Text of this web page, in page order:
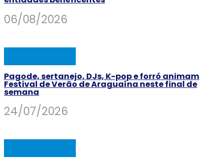
06/08/2026
Pagode, sertanejo, DJs, K-pop e forró animam
Festival de Verão de Araguaína neste final de
semana
24/07/2026